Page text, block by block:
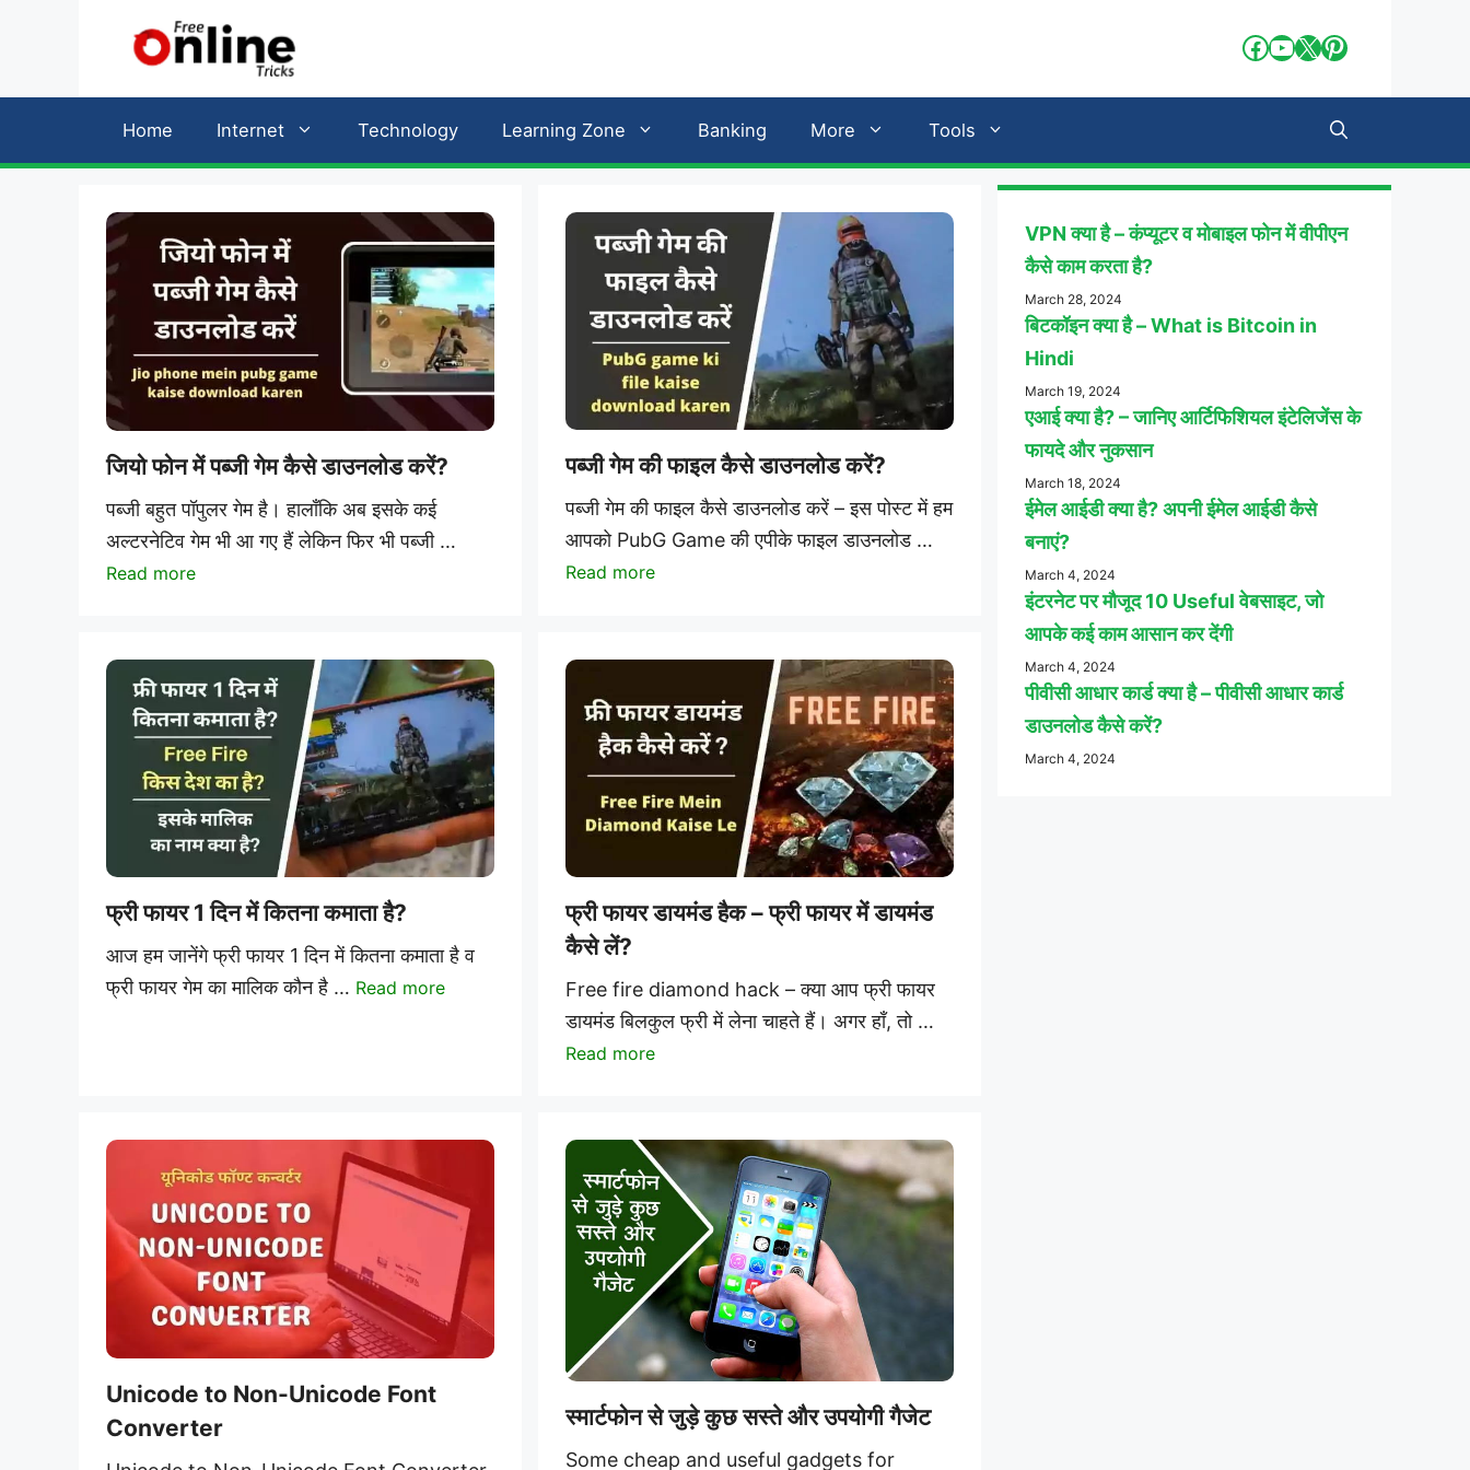
Facebook
YouTube
X Pinterest
Home Internet Technology Learning Zone Banking More Tools
जियो फोन में पब्जी गेम कैसे डाउनलोड करें?
पब्जी बहुत पॉपुलर गेम है। हालाँकि अब इसके कई
अल्टरनेटिव गेम भी आ गए हैं लेकिन फिर भी पब्जी …
Read more
पब्जी गेम की फाइल कैसे डाउनलोड करें?
पब्जी गेम की फाइल कैसे डाउनलोड करें – इस पोस्ट में हम
आपको PubG Game की एपीके फाइल डाउनलोड …
Read more
फ्री फायर 1 दिन में कितना कमाता है?
आज हम जानेंगे फ्री फायर 1 दिन में कितना कमाता है व
फ्री फायर गेम का मालिक कौन है … Read more
फ्री फायर डायमंड हैक – फ्री फायर में डायमंड
कैसे लें?
Free fire diamond hack – क्या आप फ्री फायर
डायमंड बिलकुल फ्री में लेना चाहते हैं। अगर हाँ, तो …
Read more
Unicode to Non-Unicode Font
Converter
स्मार्टफोन से जुड़े कुछ सस्ते और उपयोगी गैजेट
Some cheap and useful gadgets for
VPN क्या है – कंप्यूटर व मोबाइल फोन में वीपीएन
कैसे काम करता है?
March 28, 2024
बिटकॉइन क्या है – What is Bitcoin in
Hindi
March 19, 2024
एआई क्या है? – जानिए आर्टिफिशियल इंटेलिजेंस के
फायदे और नुकसान
March 18, 2024
ईमेल आईडी क्या है? अपनी ईमेल आईडी कैसे
बनाएं?
March 4, 2024
इंटरनेट पर मौजूद 10 Useful वेबसाइट, जो
आपके कई काम आसान कर देंगी
March 4, 2024
पीवीसी आधार कार्ड क्या है – पीवीसी आधार कार्ड
डाउनलोड कैसे करें?
March 4, 2024